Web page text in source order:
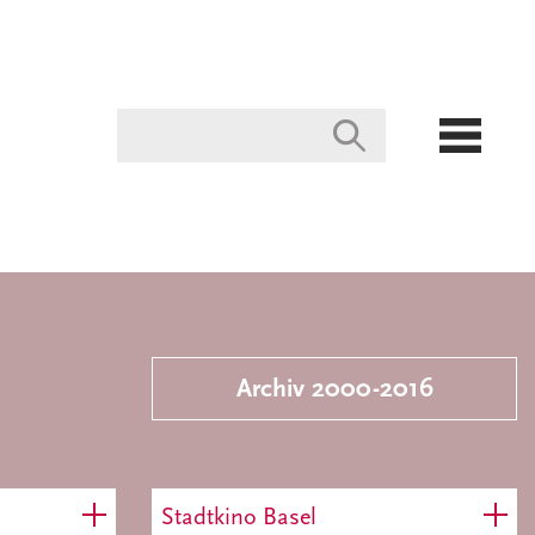
Archiv 2000-2016
Stadtkino Basel